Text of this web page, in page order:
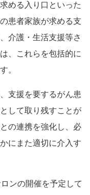
める入り口といった
患者家族が求める支
介護・生活支援等さ
、これらを包括的に
。
支援を要するがん患
して取り残すことが
の連携を強化し、必
にまた適切に介入す
ンの開催を予定して